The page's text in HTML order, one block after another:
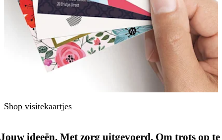
Shop visitekaartjes
Jouw ideeën. Met zorg uitgevoerd. Om trots op te